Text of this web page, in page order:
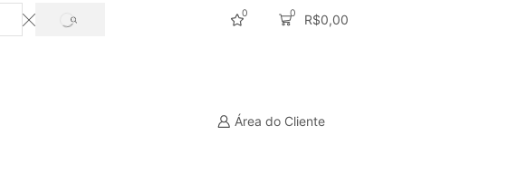
PROCURAR
0 0 R$0,00
Área do Cliente